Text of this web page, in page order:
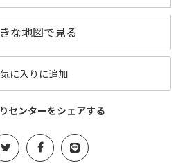
な地図で見る
に入りに追加
センターをシェアする